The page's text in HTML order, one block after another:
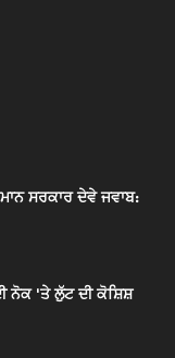
ਸਰਕਾਰ ਦੇਵੇ ਜਵਾਬ:
ਨੋਕ 'ਤੇ ਲੁੱਟ ਦੀ ਕੋਸ਼ਿਸ਼